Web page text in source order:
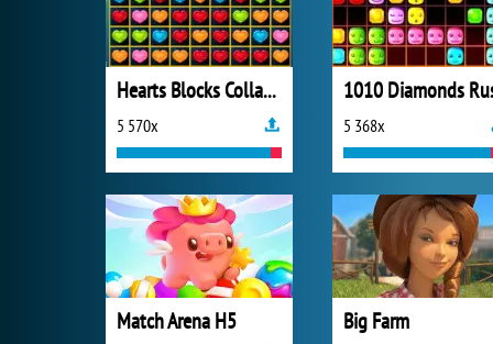
Hearts Blocks Collapse
5 570x
1010 Diamonds
5 368x
Match Arena H5 Big Farm